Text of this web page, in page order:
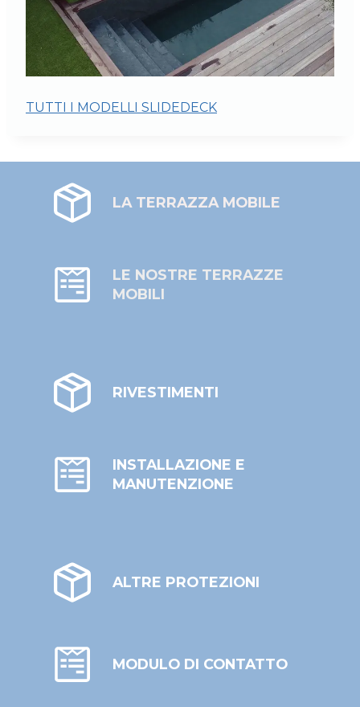
TUTTI I MODELLI SLIDEDECK
LA TERRAZZA MOBILE
LE NOSTRE TERRAZZE
MOBILI
RIVESTIMENTI
INSTALLAZIONE E
MANUTENZIONE
ALTRE PROTEZIONI
MODULO DI CONTATTO